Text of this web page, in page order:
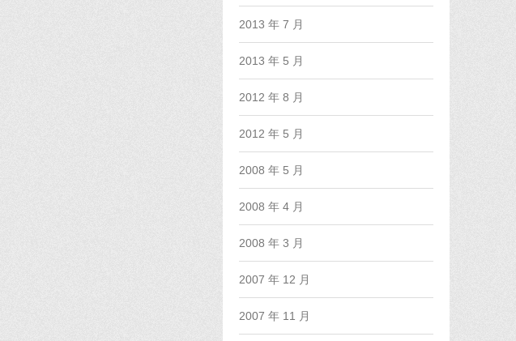
2013 年 7 月
2013 年 5 月
2012 年 8 月
2012 年 5 月
2008 年 5 月
2008 年 4 月
2008 年 3 月
2007 年 12 月
2007 年 11 月